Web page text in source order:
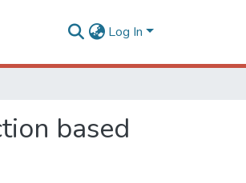
Log In
based